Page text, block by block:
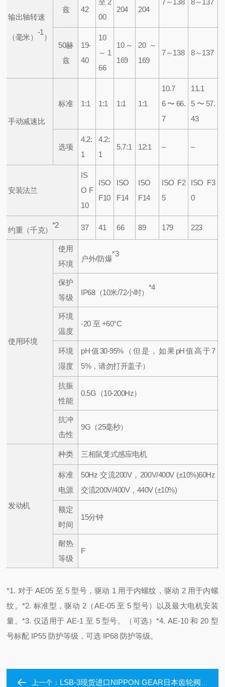
输出轴转速
（毫米）
-1
）
兹 42
至2
00
204 204
7～138 8～137
50赫
兹
19-
40
10
～1
66
10～
169
20～
169
7～138 8～137
手动减速比
标准 1:1 1:1 1:1 1:1
10.7
6〜66.
7
11.1
5〜57.
43
选项
4.2:
1
4.2:
1
5.7:1 12:1 – –
安装法兰
IS
O F
10
ISO
F10
ISO
F14
ISO
F14
ISO F2
5
ISO F3
0
约重（千克）
*2 37 41 66 89 179 223
使用环境
使用
环境
户外/防爆
*3
保护
等级
IP68（10米/72小时）
*4
环境
温度
-20 至 +60°C
环境
湿度
pH值30-95%（但是，如果pH值高于7
5%，请勿打开盖子）
抗振
性能
0.5G（10-200Hz）
抗冲
击性
9G（25毫秒）
发动机
种类 三相鼠笼式感应电机
标准
电源
50Hz 交流200V，200V/400V (±10%)60Hz
交流200V/400V，440V (±10%)
额定
时间
15分钟
耐热
等级
F
*1. 对于 AE05 至 5 型号，驱动 1 用于内螺纹，驱动 2 用于内螺
纹。*2. 标准型，驱动 2（AE-05 至 5 型号）以及最大电机安装
量。*3. 仅适用于 AE-1 至 5 型号。（可选）*4. AE-10 和 20 型
号标配 IP55 防护等级，可选 IP68 防护等级。
上一个： LSB-3现货进口NIPPON GEAR日本齿轮阀门执行器